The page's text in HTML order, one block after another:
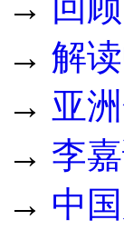
→ 回
→ 解
→ 亚
→ 李
→ 中